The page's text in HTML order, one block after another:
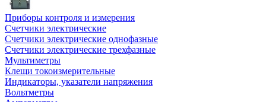
Приборы контроля и измерения
Счетчики электрические
Счетчики электрические однофазные
Счетчики электрические трехфазные
Мультиметры
Клещи токоизмерительные
Индикаторы, указатели напряжения
Вольтметры